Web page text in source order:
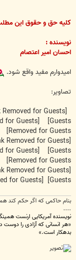
کلیه حق و حقوق این
نویسنده :
احسان امیر اعتصام
امیدوارم مفید واقع شود.
تصاویر:
[External Link Removed for Guests]
Guests]
[External Link Removed for Guests]
Removed for Guests]
[External Link Removed for Guests]
Guests]
[External Link Removed for Guests]
Removed for Guests]
[External Link Removed for Guests]
Guests]
[External Link Removed for Guests]
بنام حاکمی که اگر حکم کند
....
نویسنده آمریکایی ارنست
«هر انسانی که آزادی را
بدهکار است.»